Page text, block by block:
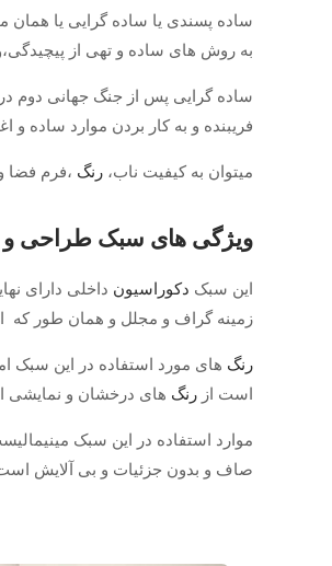
به روش های ساده و تهی از
ساده گرایی پس از جنگ جهانی دوم در
فریبنده و به کار بردن موارد
میتوان به کیفیت ناب، رنگ ،فرم فضا
ویژگی های سبک طراحی و
این سبک دکوراسیون داخلی دارای
زمینه گراف و مجلل و همان طور که
رنگ های مورد استفاده در این سبک
است از رنگ های درخشان و نمایشی
موارد استفاده در این سبک
صاف و بدون جزئیات و بی آلایش